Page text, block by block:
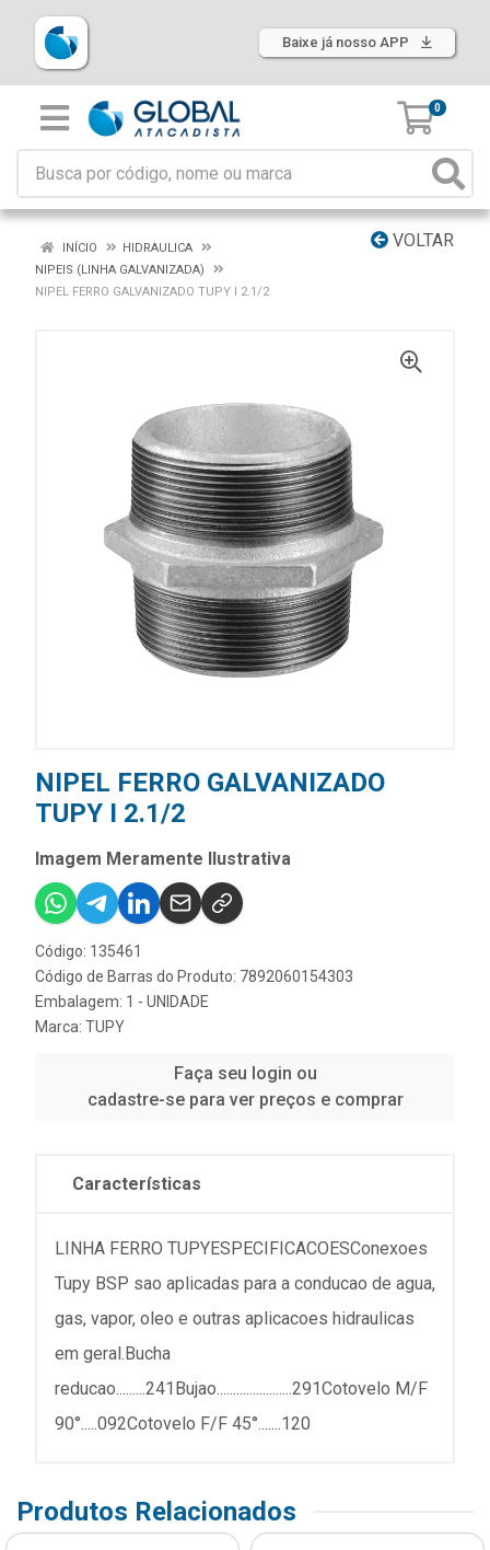
Baixe já nosso APP
0
VOLTAR
INÍCIO
HIDRAULICA
NIPEIS (LINHA GALVANIZADA)
NIPEL FERRO GALVANIZADO TUPY I 2.1/2
NIPEL FERRO GALVANIZADO
TUPY I 2.1/2
Imagem Meramente Ilustrativa
Código: 135461
Código de Barras do Produto: 7892060154303
Embalagem: 1 - UNIDADE
Marca: TUPY
Faça seu login ou
cadastre-se para ver preços e comprar
Características
LINHA FERRO TUPYESPECIFICACOESConexoes
Tupy BSP sao aplicadas para a conducao de agua,
gas, vapor, oleo e outras aplicacoes hidraulicas
em geral.Bucha
reducao.........241Bujao.......................291Cotovelo M/F
90°.....092Cotovelo F/F 45°.......120
Produtos Relacionados